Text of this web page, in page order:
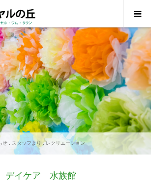
せ スタッフより ,レクリエーション
デイケア 水族館